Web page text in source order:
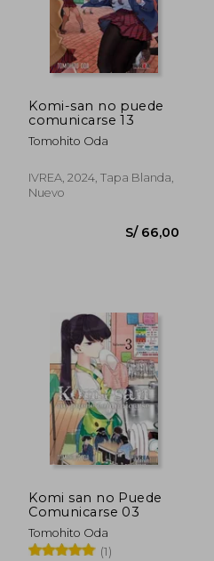
40%
dcto.
S/ 104,11
S/ 62,47
Komi-san no puede
comunicarse 13
Tomohito Oda
IVREA, 2024, Tapa Blanda,
Nuevo
Komi san no Puede
Comunicarse 03
Tomohito Oda
(1)